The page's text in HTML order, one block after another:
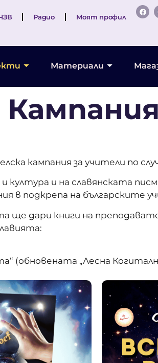
Радио Моят профил
Материали
кампания за учители по
и на славянската
в подкрепа на българските
дари книги на
(обновената „Лесна